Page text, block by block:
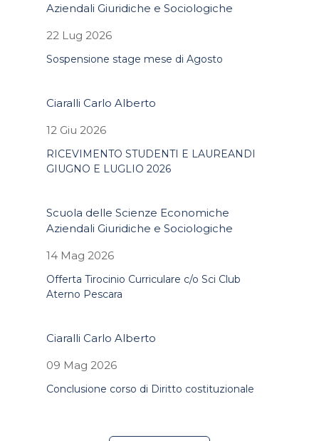
Aziendali Giuridiche e Sociologiche
22 Lug 2026
Sospensione stage mese di Agosto
Ciaralli Carlo Alberto
12 Giu 2026
RICEVIMENTO STUDENTI E LAUREANDI
GIUGNO E LUGLIO 2026
Scuola delle Scienze Economiche
Aziendali Giuridiche e Sociologiche
14 Mag 2026
Offerta Tirocinio Curriculare c/o Sci Club
Aterno Pescara
Ciaralli Carlo Alberto
09 Mag 2026
Conclusione corso di Diritto costituzionale